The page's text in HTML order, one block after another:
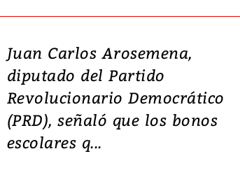
Juan Carlos Arosemena,
diputado del Partido
Revolucionario Democrático
(PRD), señaló que los bonos
escolares q...
Video, Japón: Terremoto
deja heridos y graves
daños en Kumamoto